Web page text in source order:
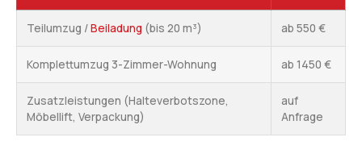
Teilumzug /Beiladung (bis 20 m³) ab 550 €
Komplettumzug 3-Zimmer-Wohnung ab 1450 €
Zusatzleistungen (Halteverbotszone,
Möbellift, Verpackung)
auf
Anfrage